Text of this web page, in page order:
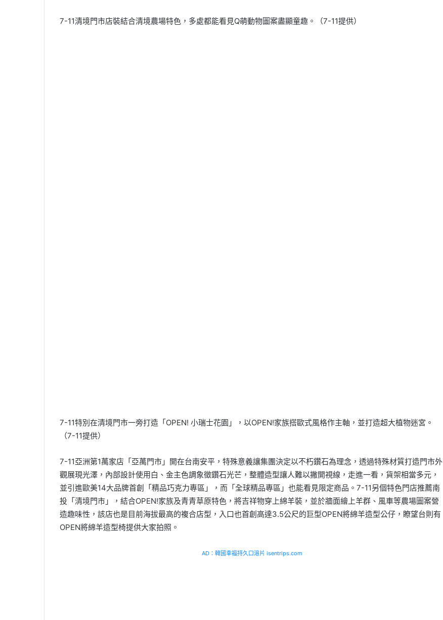
7-11清境門市店裝結合清境農場特色，多處都能看見Q萌動物圖案盡顯童趣。（7-11提供）
7-11特別在清境門市一旁打造「OPEN! 小瑞士花園」，以OPEN!家族搭歐式風格作主軸，並打造超大植物迷宮。
（7-11提供）
7-11亞洲第1萬家店「亞萬門市」開在台南安平，特殊意義讓集團決定以不朽鑽石為理念，透過特殊材質打造門市外
觀展現光澤，內部設計使用白、金主色調象徵鑽石光芒，整體造型讓人難以撇開視線，走進一看，貨架相當多元，
並引進歐美14大品牌首創「精品巧克力專區」，而「全球精品專區」也能看見限定商品。7-11另個特色門店推薦南
投「清境門市」，結合OPEN!家族及青青草原特色，將吉祥物穿上綿羊裝，並於牆面繪上羊群、風車等農場圖案營
造趣味性，該店也是目前海拔最高的複合店型，入口也首創高達3.5公尺的巨型OPEN將綿羊造型公仔，瞭望台則有
OPEN將綿羊造型椅提供大家拍照。
AD：韓國幸福持久口溶片 isentrips.com